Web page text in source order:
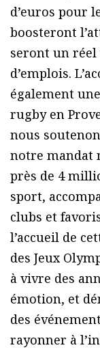
d’euros pour
boosteront
seront un réel
d’emplois.
également
rugby en
nous
notre mandat
près de 4
sport,
clubs et
l’accueil de
des Jeux
à vivre des
émotion, et
des
rayonner à